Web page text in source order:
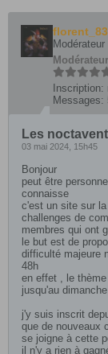
florent_83
Modérateur
Modérateur
Inscription:
Messages:
Les
03 mai 2024, 15h45
Bonjour
peut être
connaisse
c'est un site sur
challenges de
membres qui ont
le but est de
difficulté majeure
48h
en effet , le
jusqu'au
j'y suis inscrit
que de nouveaux
se joigne à cette
il n'y a rien à